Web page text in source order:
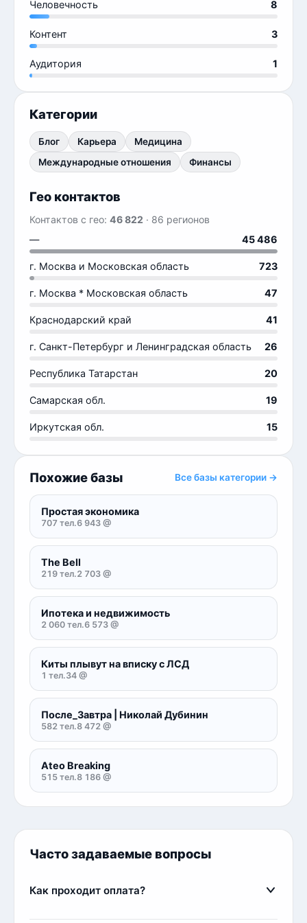
Человечность 8
Контент 3
Аудитория 1
Категории
Блог Карьера
Медицина
Международные отношения
Финансы
Гео контактов
Контактов с гео: 46 822 · 86 регионов
—
45 486
г. Москва и Московская область 723
г. Москва * Московская область 47
Краснодарский край 41
г. Санкт-Петербург и Ленинградская область 26
Республика Татарстан 20
Самарская обл. 19
Иркутская обл. 15
Похожие базы Все базы категории →
Простая экономика
707 тел.6 943 @
The Bell
219 тел.2 703 @
Ипотека и недвижимость
2 060 тел.6 573 @
Киты плывут на вписку с ЛСД
1 тел.34 @
После_Завтра | Николай Дубинин
582 тел.8 472 @
Ateo Breaking
515 тел.8 186 @
Часто задаваемые вопросы
Как проходит оплата?